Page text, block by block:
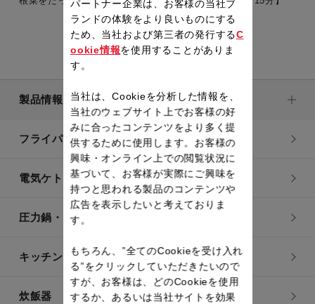
製品情報
フライパン・鍋
電気ケトル
圧力鍋・電気圧力鍋
キッチン用品
炊飯器
パートナー企業は、お客様の当社ブ
ランドの体験をより良いものにする
ため、当社および第三者の発行するC
ookie情報を使用することがありま
す。
当社は、Cookieを分析した情報を、
当社のウェブサイト上でお客様の好
みに合ったコンテンツをより多く提
供するために使用します。お客様の
興味・オンライン上での閲覧状況に
基づいて、お客様が実際にご興味を
持つと思われる製品のコンテンツや
広告を表示したいと考えておりま
す。
もちろん、”全てのCookieを受け入れ
る”をクリックしていただきたいので
すが、お客様は、どのCookieを使用
するか、あるいは当社サイトを効果